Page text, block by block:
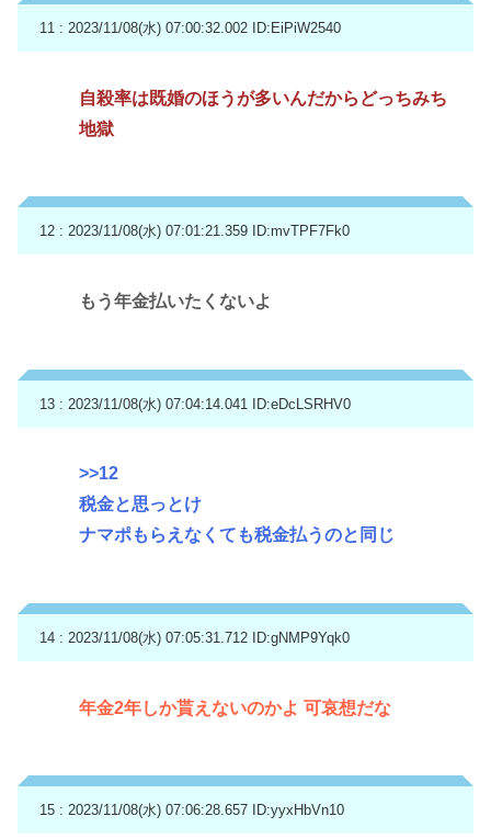
11 : 2023/11/08(水) 07:00:32.002 ID:EiPiW2540
自殺率は既婚のほうが多いんだからどっちみち
地獄
12 : 2023/11/08(水) 07:01:21.359 ID:mvTPF7Fk0
もう年金払いたくないよ
13 : 2023/11/08(水) 07:04:14.041 ID:eDcLSRHV0
>>12
税金と思っとけ
ナマポもらえなくても税金払うのと同じ
14 : 2023/11/08(水) 07:05:31.712 ID:gNMP9Yqk0
年金2年しか貰えないのかよ 可哀想だな
15 : 2023/11/08(水) 07:06:28.657 ID:yyxHbVn10